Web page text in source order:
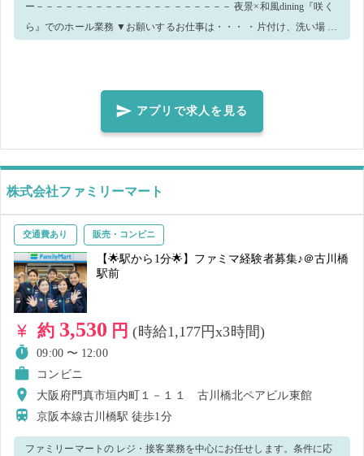
ー－－－－－－－－－－－－－－－－－－－－ 夜景×和風dining『咲く
ら』でのホール業務 ▼お願いするお仕事は・・・ ・片付け、洗い場 ・
ますので安心してご就業いただけます♪ 皆様のご応募お待ちしておりま
てはお仕事の早上がりをお願いする場合がございます。 予めご了承く
ださい。 ー－－－－－－－－－－－－－－－－－－－－ ＼新人さん大
歓迎／ 先輩たちがあなたを待っています！ 新しい職場は新しい出会い
がたくさん♪ 尊敬できる上司や、一生モノの友人に出会えるかも！ 先
黒のズボン必須でお願いします。
アプリで求人を見る
株式会社ファミリーマート
交通費あり 販売・コンビニ
【🌟駅から1分🌟】ファミマ経験者募集♪＠古川橋
駅前
約 3,530 円(時給1,177円x3時間)
09:00 〜 12:00
コンビニ
大阪府門真市垣内町１－１１ 古川橋北ペアビル東館
京阪本線古川橋駅徒歩1分
ファミリーマートの レジ・接客業務を中心にお任せします。条件に応